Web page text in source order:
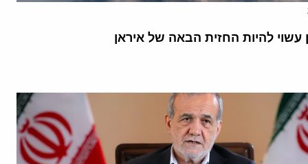
עשוי להיות החזית הבאה של איראן